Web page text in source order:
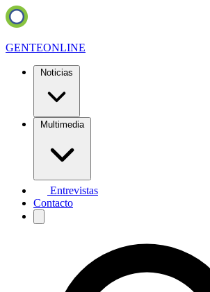
GENTEONLINE
Noticias
Multimedia
Entrevistas
Contacto